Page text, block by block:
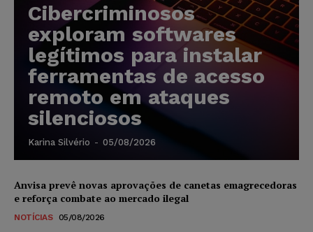
Cibercriminosos
exploram softwares
legítimos para instalar
ferramentas de acesso
remoto em ataques
silenciosos
Karina Silvério - 05/08/2026
Anvisa prevê novas aprovações de canetas emagrecedoras
e reforça combate ao mercado ilegal
NOTÍCIAS 05/08/2026